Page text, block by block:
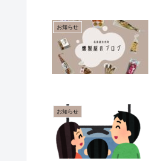
お知らせ
お知らせ